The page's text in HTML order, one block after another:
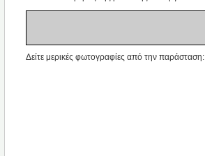
Δείτε μερικές φωτογραφίες από την παράσταση: